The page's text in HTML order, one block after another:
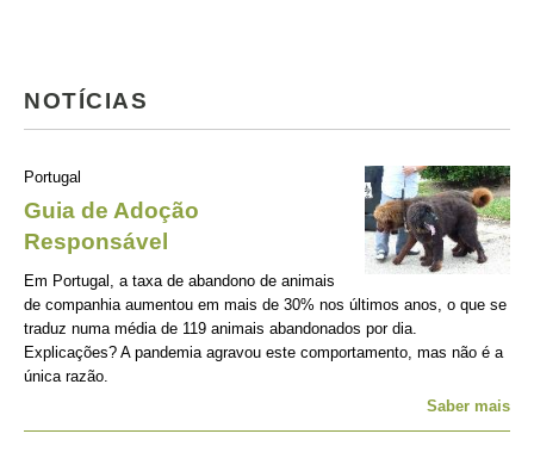
NOTÍCIAS
Portugal
Guia de Adoção
Responsável
Em Portugal, a taxa de abandono de animais
de companhia aumentou em mais de 30% nos últimos anos, o que se
traduz numa média de 119 animais abandonados por dia.
Explicações? A pandemia agravou este comportamento, mas não é a
única razão.
Saber mais